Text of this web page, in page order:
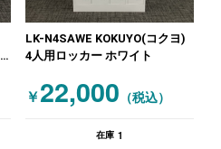
LK-N4SAWE KOKUYO(コクヨ)
4人用ロッカー ホワイト
￥22,000 （税込）
在庫 1